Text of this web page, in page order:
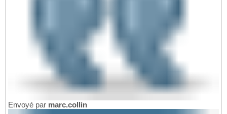
Envoyé par marc.collin